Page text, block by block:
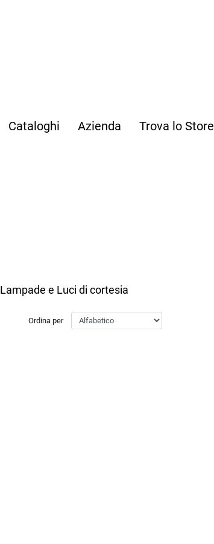
Cataloghi Azienda Trova lo Store
Lampade e Luci di cortesia
Ordina per